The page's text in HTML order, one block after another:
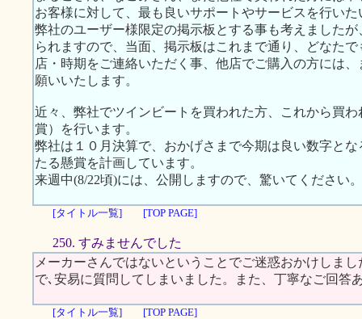
お客様に対して、最も良いサポートやサービスを行い
弊社のユーザー様限定の掲示板とする事も考えました
られますので、当面、掲示板はこれまで通り、どなた
店・時期をご連絡いただく事、他店でご購入の方には
願いいたします。
近々、弊社でツインビートを買われた方、これから買
賞）を行います。
弊社は１０月決算で、おかげさまで今期は良い数字と
たる懸賞を計画しています。
来週中(8/22頃)には、公開しますので、驚いてください。
[タイトル一覧] [TOP PAGE]
250. すみませんでした
メーカーさんではないということでご迷惑おかけしま
で､安易に質問してしまいました。また、丁寧なご回答
[タイトル一覧] [TOP PAGE]